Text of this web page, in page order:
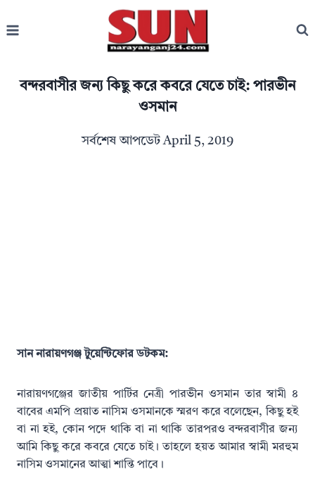
to
বন্দরবাসীর জন্য কিছু করে কবরে যেতে চাই: পারভীন
ওসমান
সর্বশেষ আপডেটApril 5, 2019
সান নারায়ণগঞ্জ টুয়েন্টিফোর ডটকম:
নারায়ণগঞ্জের জাতীয় পার্টির নেত্রী পারভীন ওসমান তার স্বামী ৪
বাবের এমপি প্রয়াত নাসিম ওসমানকে স্মরণ করে বলেছেন, কিছু হই
বা না হই, কোন পদে থাকি বা না থাকি তারপরও বন্দরবাসীর জন্য
আমি কিছু করে কবরে যেতে চাই। তাহলে হয়ত আমার স্বামী মরহুম
নাসিম ওসমানের আত্মা শান্তি পাবে।